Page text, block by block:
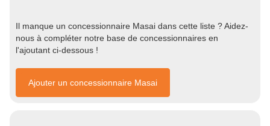
Il manque un concessionnaire Masai dans cette liste ? Aidez-
nous à compléter notre base de concessionnaires en
l'ajoutant ci-dessous !
Ajouter un concessionnaire Masai